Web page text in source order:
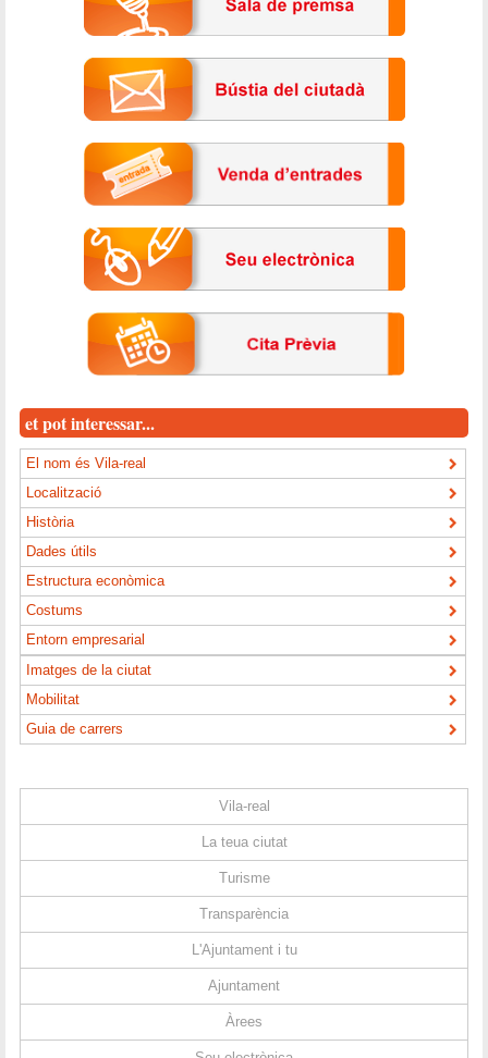
et pot interessar...
El nom és Vila-real
Localització
Història
Dades útils
Estructura econòmica
Costums
Entorn empresarial
Imatges de la ciutat
Mobilitat
Guia de carrers
Vila-real
La teua ciutat
Turisme
Transparència
L'Ajuntament i tu
Ajuntament
Àrees